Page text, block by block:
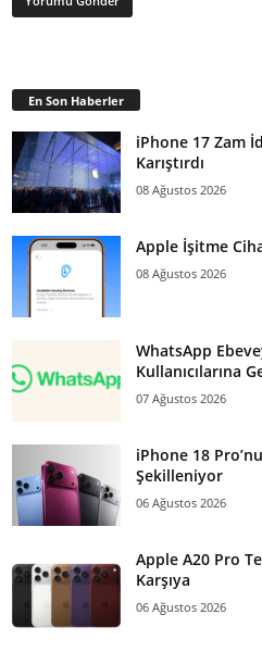
En Son Haberler
iPhone 17 Zam
Karıştırdı
08 Ağustos 2026
Apple İşitme
08 Ağustos 2026
WhatsApp
Kullanıcılarına
07 Ağustos 2026
iPhone 18
Şekilleniyor
06 Ağustos 2026
Apple A20 Pro
Karşıya
06 Ağustos 2026